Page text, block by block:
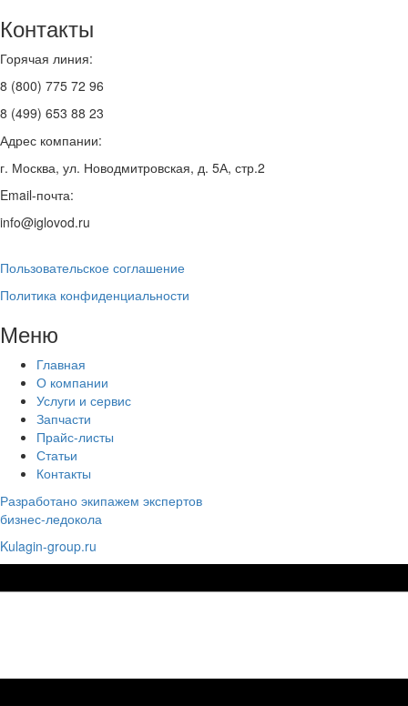
Контакты
Горячая линия:
8 (800) 775 72 96
8 (499) 653 88 23
Адрес компании:
г. Москва, ул. Новодмитровская, д. 5А, стр.2
Email-почта:
info@iglovod.ru
Пользовательское соглашение
Политика конфиденциальности
Меню
Главная
О компании
Услуги и сервис
Запчасти
Прайс-листы
Статьи
Контакты
Разработано экипажем экспертов
бизнес-ледокола
Kulagin-group.ru